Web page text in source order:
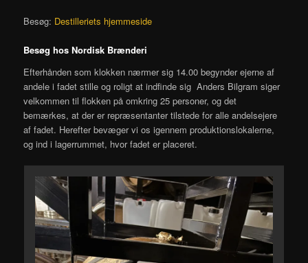
Besøg: Destilleriets hjemmeside
Besøg hos Nordisk Brænderi
Efterhånden som klokken nærmer sig 14.00 begynder ejerne af
andele i fadet stille og roligt at indfinde sig Anders Bilgram siger
velkommen til flokken på omkring 25 personer, og det
bemærkes, at der er repræsentanter tilstede for alle andelsejere
af fadet. Herefter bevæger vi os igennem produktionslokalerne,
og ind i lagerrummet, hvor fadet er placeret.